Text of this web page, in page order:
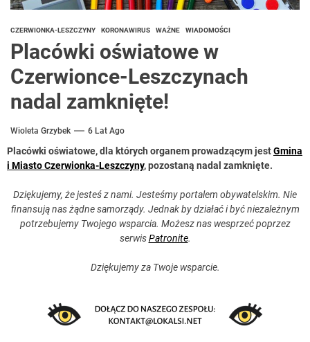
CZERWIONKA-LESZCZYNY KORONAWIRUS WAŻNE WIADOMOŚCI
Placówki oświatowe w
Czerwionce-Leszczynach
nadal zamknięte!
Wioleta Grzybek 6 Lat Ago
Placówki oświatowe, dla których organem prowadzącym jestGmina
i Miasto Czerwionka-Leszczyny, pozostaną nadal zamknięte.
Dziękujemy, że jesteś z nami. Jesteśmy portalem obywatelskim. Nie
finansują nas żądne samorządy. Jednak by działać i być niezależnym
potrzebujemy Twojego wsparcia. Możesz nas wesprzeć poprzez
serwisPatronite.
Dziękujemy za Twoje wsparcie.